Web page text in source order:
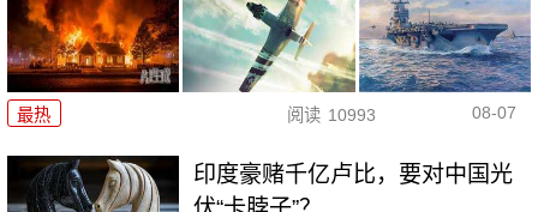
最热 阅读 10993 08-07
印度豪赌千亿卢比，要对中国光